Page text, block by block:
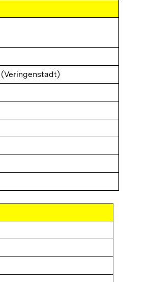
(Veringenstadt)